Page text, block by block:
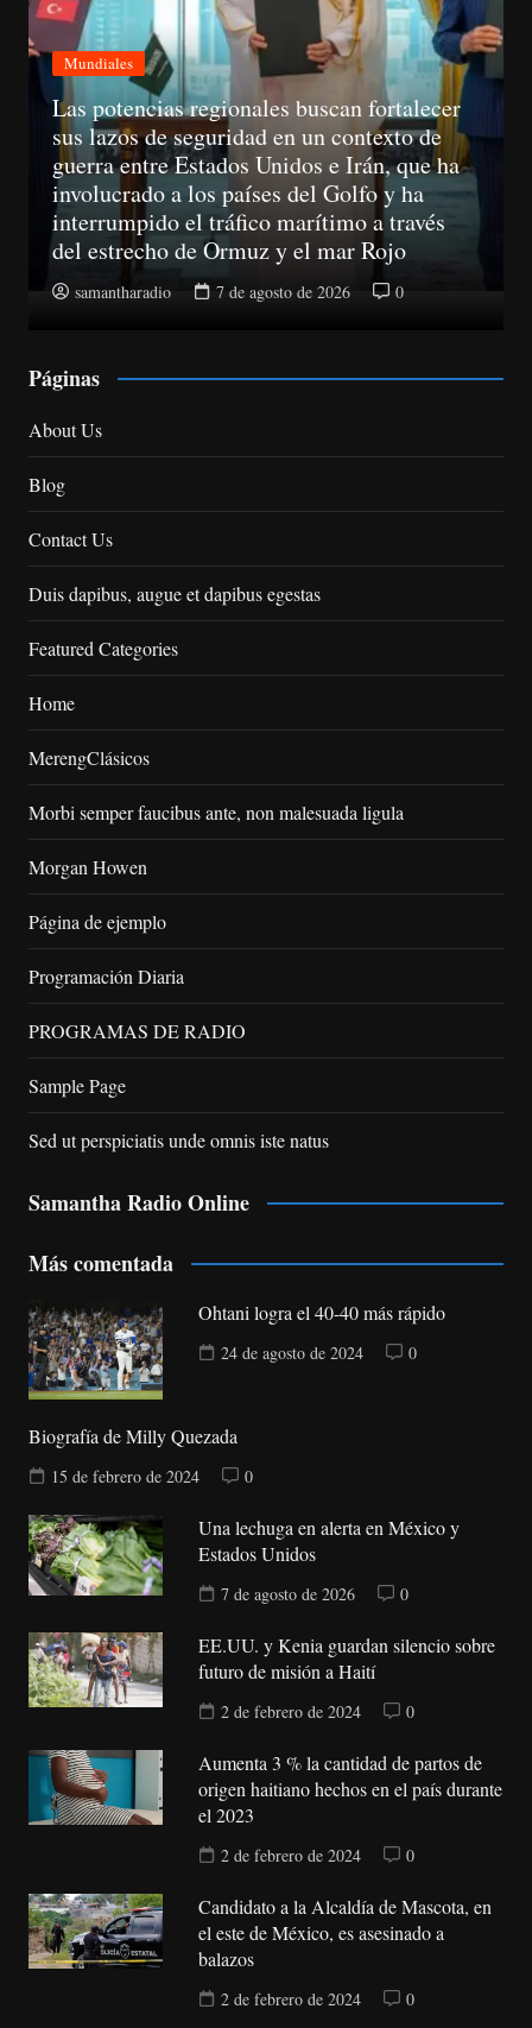
Mundiales
Las potencias regionales buscan fortalecer
sus lazos de seguridad en un contexto de
guerra entre Estados Unidos e Irán, que ha
involucrado a los países del Golfo y ha
interrumpido el tráfico marítimo a través
del estrecho de Ormuz y el mar Rojo
samantharadio 7 de agosto de 2026 0
Páginas
About Us
Blog
Contact Us
Duis dapibus, augue et dapibus egestas
Featured Categories
Home
MerengClásicos
Morbi semper faucibus ante, non malesuada ligula
Morgan Howen
Página de ejemplo
Programación Diaria
PROGRAMAS DE RADIO
Sample Page
Sed ut perspiciatis unde omnis iste natus
Samantha Radio Online
Más comentada
Ohtani logra el 40-40 más rápido
24 de agosto de 2024 0
Biografía de Milly Quezada
15 de febrero de 2024 0
Una lechuga en alerta en México y
Estados Unidos
7 de agosto de 2026 0
EE.UU. y Kenia guardan silencio sobre
futuro de misión a Haití
2 de febrero de 2024 0
Aumenta 3 % la cantidad de partos de
origen haitiano hechos en el país durante
el 2023
2 de febrero de 2024 0
Candidato a la Alcaldía de Mascota, en
el este de México, es asesinado a
balazos
2 de febrero de 2024 0